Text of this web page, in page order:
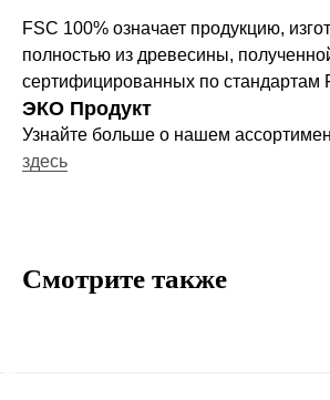
FSC 100% означает продукцию,
полностью из древесины,
сертифицированных по стандартам
ЭКО Продукт
Узнайте больше о нашем
здесь
Смотрите также
Компания
О нас
Договор-оферта
Политика конфиденциальности
Информация